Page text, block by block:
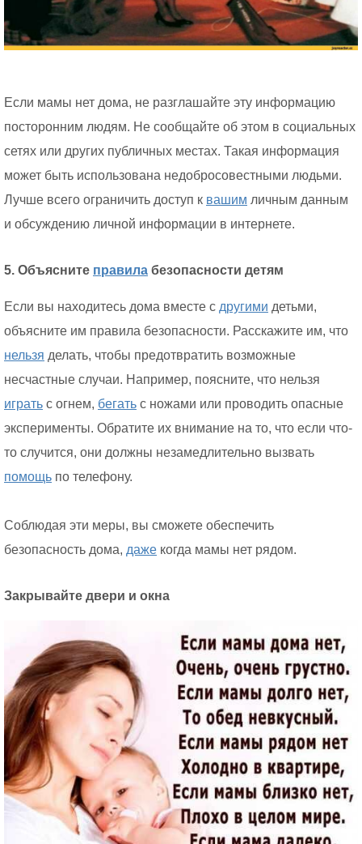
Если мамы нет дома, не разглашайте эту информацию
посторонним людям. Не сообщайте об этом в социальных
сетях или других публичных местах. Такая информация
может быть использована недобросовестными людьми.
Лучше всего ограничить доступ к вашим личным данным
и обсуждению личной информации в интернете.
5. Объясните правила безопасности детям
Если вы находитесь дома вместе с другими детьми,
объясните им правила безопасности. Расскажите им, что
нельзя делать, чтобы предотвратить возможные
несчастные случаи. Например, поясните, что нельзя
играть с огнем, бегать с ножами или проводить опасные
эксперименты. Обратите их внимание на то, что если что-
то случится, они должны незамедлительно вызвать
помощь по телефону.
Соблюдая эти меры, вы сможете обеспечить
безопасность дома, даже когда мамы нет рядом.
Закрывайте двери и окна